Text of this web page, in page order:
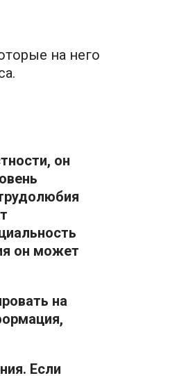
на него
он
он может
на
Если